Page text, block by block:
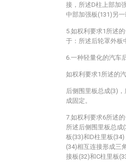
接，所述D柱上部加
中部加强板(131)另
5.如权利要求1所述
于：所述后轮罩外板
6.一种轻量化的汽车
如权利要求1所述的
后侧围里板总成(3)
成固定。
7.如权利要求6所述
所述后侧围里板总成
板(33)和D柱里板
(34)相互连接形成三
接板(32)和C柱里板